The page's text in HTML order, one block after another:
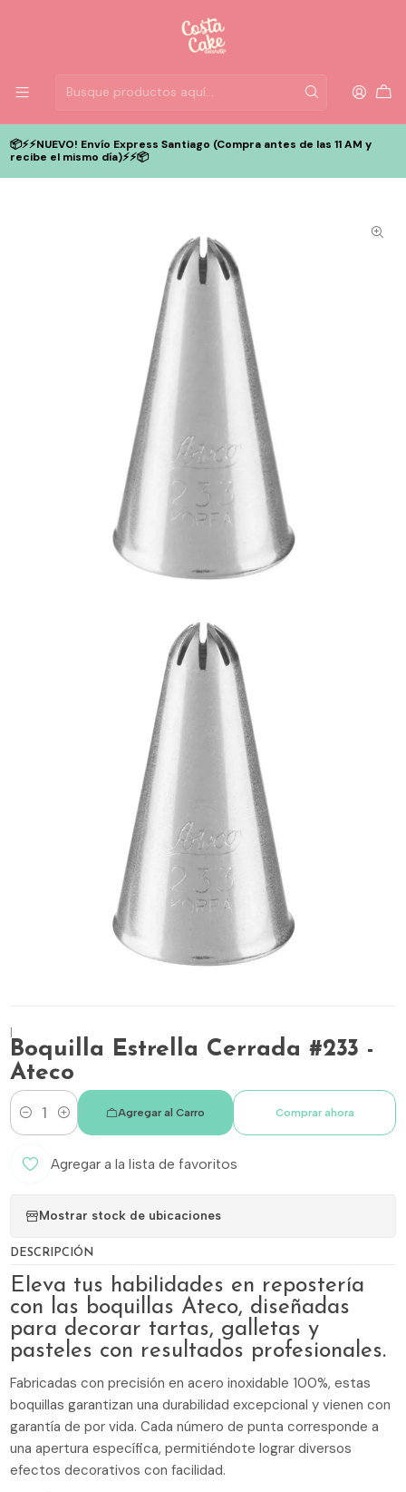
📦⚡️⚡️NUEVO! Envío Express Santiago (Compra antes de las 11 AM y
recibe el mismo día)⚡️⚡️📦
|
Boquilla Estrella Cerrada #233 -
Ateco
Cantidad
Agregar al Carro Comprar ahora
Agregar a la lista de favoritos
Mostrar stock de ubicaciones
DESCRIPCIÓN
Eleva tus habilidades en repostería
con las boquillas Ateco, diseñadas
para decorar tartas, galletas y
pasteles con resultados profesionales.
Fabricadas con precisión en acero inoxidable 100%, estas
boquillas garantizan una durabilidad excepcional y vienen con
garantía de por vida. Cada número de punta corresponde a
una apertura específica, permitiéndote lograr diversos
efectos decorativos con facilidad.